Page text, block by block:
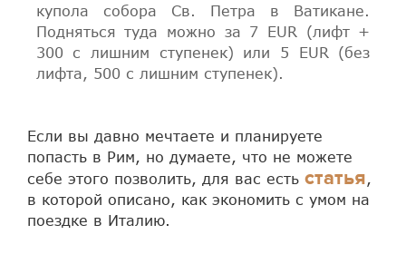
купола собора Св. Петра в Ватикане.
Подняться туда можно за 7 EUR (лифт +
300 с лишним ступенек) или 5 EUR (без
лифта, 500 с лишним ступенек).
Если вы давно мечтаете и планируете
попасть в Рим, но думаете, что не можете
себе этого позволить, для вас есть статья,
в которой описано, как экономить с умом на
поездке в Италию.